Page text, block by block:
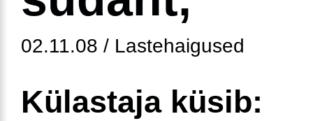
02.11.08 / Lastehaigused
Külastaja küsib: